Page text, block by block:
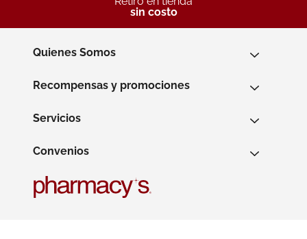
sin costo
Quienes Somos
Recompensas y promociones
Servicios
Convenios